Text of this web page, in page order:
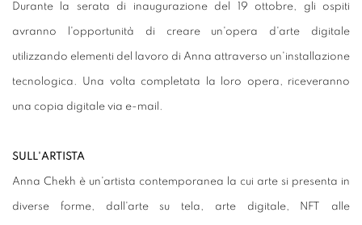
Durante la serata di inaugurazione del 19 ottobre, gli ospiti
avranno l'opportunità di creare un'opera d'arte digitale
utilizzando elementi del lavoro di Anna attraverso un'installazione
tecnologica. Una volta completata la loro opera, riceveranno
una copia digitale via e-mail.
SULL'ARTISTA
Anna Chekh è un'artista contemporanea la cui arte si presenta in
diverse forme, dall'arte su tela, arte digitale, NFT alle